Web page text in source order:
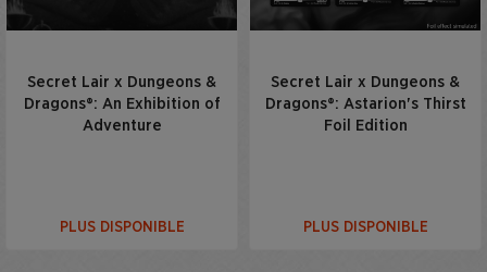
Secret Lair x Dungeons &
Dragons®: An Exhibition of
Adventure
PLUS DISPONIBLE
Secret Lair x Dungeons &
Dragons®: Astarion's Thirst
Foil Edition
PLUS DISPONIBLE